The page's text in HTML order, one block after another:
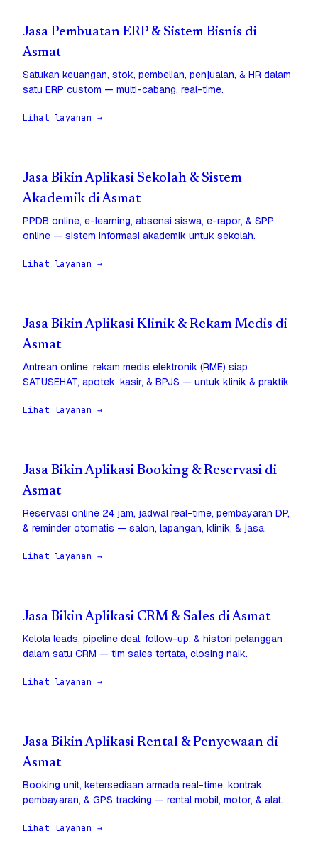
Jasa Pembuatan ERP & Sistem Bisnis di
Asmat
Satukan keuangan, stok, pembelian, penjualan, & HR dalam
satu ERP custom — multi-cabang, real-time.
Lihat layanan →
Jasa Bikin Aplikasi Sekolah & Sistem
Akademik di Asmat
PPDB online, e-learning, absensi siswa, e-rapor, & SPP
online — sistem informasi akademik untuk sekolah.
Lihat layanan →
Jasa Bikin Aplikasi Klinik & Rekam Medis di
Asmat
Antrean online, rekam medis elektronik (RME) siap
SATUSEHAT, apotek, kasir, & BPJS — untuk klinik & praktik.
Lihat layanan →
Jasa Bikin Aplikasi Booking & Reservasi di
Asmat
Reservasi online 24 jam, jadwal real-time, pembayaran DP,
& reminder otomatis — salon, lapangan, klinik, & jasa.
Lihat layanan →
Jasa Bikin Aplikasi CRM & Sales di Asmat
Kelola leads, pipeline deal, follow-up, & histori pelanggan
dalam satu CRM — tim sales tertata, closing naik.
Lihat layanan →
Jasa Bikin Aplikasi Rental & Penyewaan di
Asmat
Booking unit, ketersediaan armada real-time, kontrak,
pembayaran, & GPS tracking — rental mobil, motor, & alat.
Lihat layanan →